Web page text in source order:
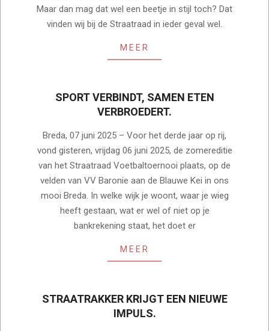
Maar dan mag dat wel een beetje in stijl toch? Dat
vinden wij bij de Straatraad in ieder geval wel.
MEER
SPORT VERBINDT, SAMEN ETEN
VERBROEDERT.
06-
08
Breda, 07 juni 2025 – Voor het derde jaar op rij,
vond gisteren, vrijdag 06 juni 2025, de zomereditie
van het Straatraad Voetbaltoernooi plaats, op de
velden van VV Baronie aan de Blauwe Kei in ons
mooi Breda. In welke wijk je woont, waar je wieg
heeft gestaan, wat er wel of niet op je
bankrekening staat, het doet er
MEER
STRAATRAKKER KRIJGT EEN NIEUWE
IMPULS.